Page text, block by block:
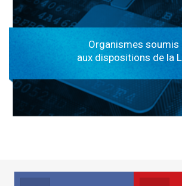
Organismes soumis
aux dispositions de la